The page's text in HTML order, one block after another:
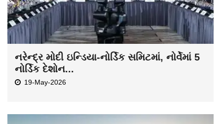
નરેન્દ્ર મોદી ઇન્ડિયા-નોર્ડિક સમિટમાં, નોર્વેમાં 5
નોર્ડિક દેશોન...
19-May-2026